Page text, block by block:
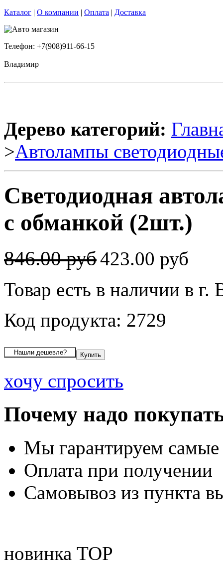
Каталог | О компании | Оплата | Доставка
Телефон: +7(908)911-66-15
Владимир
Дерево категорий:
>Автолампы
Светодиодная
с обманкой (2шт.)
846.00 руб423.00 руб
Товар есть в наличии в г.
Код продукта: 2729
хочу спросить
Почему надо
Мы гарантируем
Оплата при получении
Самовывоз из пункта
новинка TOP